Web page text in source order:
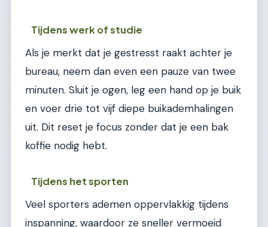
Tijdens werk of studie
Als je merkt dat je gestresst raakt achter je
bureau, neem dan even een pauze van twee
minuten. Sluit je ogen, leg een hand op je buik
en voer drie tot vijf diepe buikademhalingen
uit. Dit reset je focus zonder dat je een bak
koffie nodig hebt.
Tijdens het sporten
Veel sporters ademen oppervlakkig tijdens
inspanning, waardoor ze sneller vermoeid